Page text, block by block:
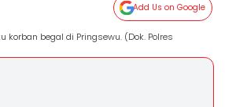
Add Us on Google
korban begal di Pringsewu. (Dok. Polres